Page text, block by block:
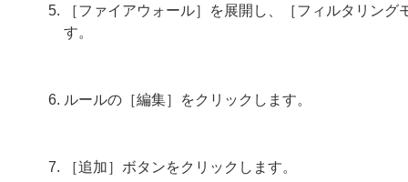
［ファイアウォール］を展開し、［フィルタリン
す。
ルールの［編集］をクリックします。
［追加］ボタンをクリックします。